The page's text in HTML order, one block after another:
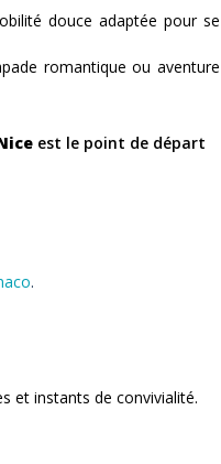
douce adaptée pour se
romantique ou aventure
est le point de départ
.
et instants de convivialité.